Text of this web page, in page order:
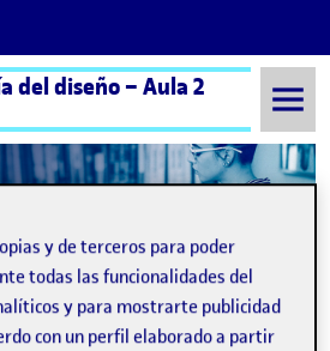
del diseño – Aula 2
¡Bienvenidos y bienvenidas!
de entradas
Siguiente
y de terceros para poder
todas las funcionalidades del
y para mostrarte publicidad
con un perfil elaborado a partir